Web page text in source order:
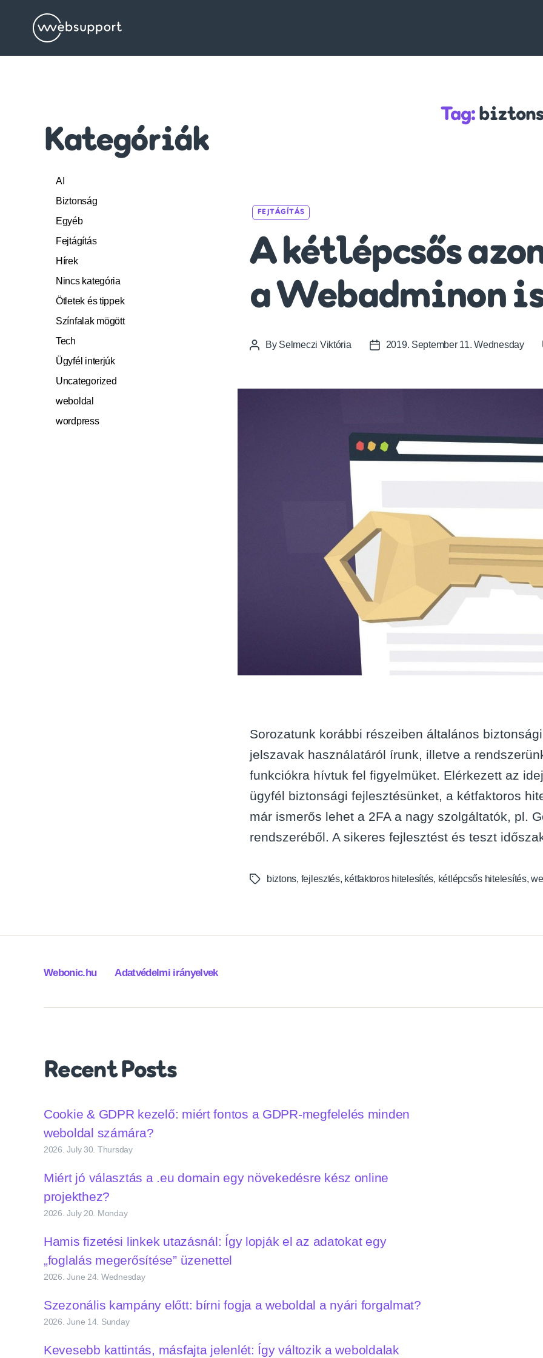
Websupport.hu
Kategóriák
AI
Biztonság
Egyéb
Fejtágítás
Hírek
Nincs kategória
Ötletek és tippek
Színfalak mögött
Tech
Ügyfél interjúk
Uncategorized
weboldal
wordpress
Tag:
FEJTÁGÍTÁS
A kétlépcsős
a Webadminon
PostBy Selmeczi Viktória
Post2019. September 11. Wednesday
Sorozatunk korábbi részeiben általános
jelszavak használatáról írunk, illetve a
funkciókra hívtuk fel figyelmüket. Elérkezett az
ügyfél biztonsági fejlesztésünket, a kétfaktoros
már ismerős lehet a 2FA a nagy szolgáltatók, pl.
rendszeréből. A sikeres fejlesztést és teszt
Tagsbiztons, fejlesztés, kétfaktoros hitelesítés, kétlépcsős hitelesítés,
Webonic.hu Adatvédelmi irányelvek
Recent Posts
Cookie & GDPR kezelő: miért fontos a GDPR-megfelelés minden
weboldal számára?
2026. July 30. Thursday
Miért jó választás a .eu domain egy növekedésre kész online
projekthez?
2026. July 20. Monday
Hamis fizetési linkek utazásnál: Így lopják el az adatokat egy
„foglalás megerősítése” üzenettel
2026. June 24. Wednesday
Szezonális kampány előtt: bírni fogja a weboldal a nyári forgalmat?
2026. June 14. Sunday
Kevesebb kattintás, másfajta jelenlét: Így változik a weboldalak